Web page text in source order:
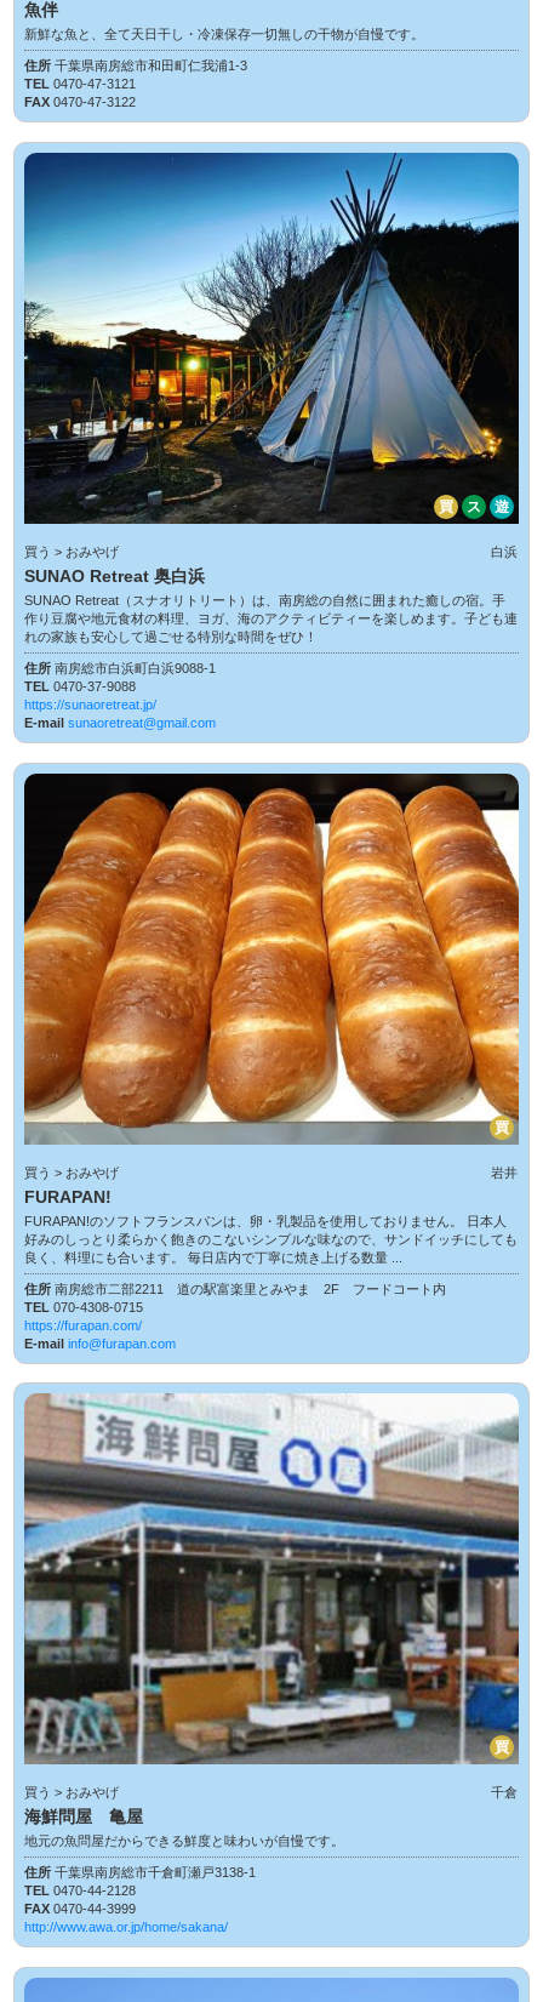
魚伴
新鮮な魚と、全て天日干し・冷凍保存一切無しの干物が自慢です。
住所千葉県南房総市和田町仁我浦1-3
TEL0470-47-3121
FAX0470-47-3122
買 ス 遊
買う > おみやげ 白浜
SUNAO Retreat 奥白浜
SUNAO Retreat（スナオリトリート）は、南房総の自然に囲まれた癒しの宿。手
作り豆腐や地元食材の料理、ヨガ、海のアクティビティーを楽しめます。子ども連
れの家族も安心して過ごせる特別な時間をぜひ！
住所南房総市白浜町白浜9088-1
TEL0470-37-9088
https://sunaoretreat.jp/
E-mailsunaoretreat@gmail.com
買
買う > おみやげ 岩井
FURAPAN!
FURAPAN!のソフトフランスパンは、卵・乳製品を使用しておりません。 日本人
好みのしっとり柔らかく飽きのこないシンプルな味なので、サンドイッチにしても
良く、料理にも合います。 毎日店内で丁寧に焼き上げる数量 ...
住所南房総市二部2211 道の駅富楽里とみやま 2F フードコート内
TEL070-4308-0715
https://furapan.com/
E-mailinfo@furapan.com
買
買う > おみやげ 千倉
海鮮問屋 亀屋
地元の魚問屋だからできる鮮度と味わいが自慢です。
住所千葉県南房総市千倉町瀬戸3138-1
TEL0470-44-2128
FAX0470-44-3999
http://www.awa.or.jp/home/sakana/